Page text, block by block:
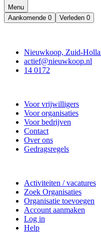
Menu
Aankomende 0 Verleden 0
Nieuwkoop, Zuid-
actief@nieuwkoop.nl
14 0172
Voor vrijwilligers
Voor organisaties
Voor bedrijven
Contact
Over ons
Gedragsregels
Activiteiten / vacatures
Zoek Organisaties
Organisatie toevoegen
Account aanmaken
Log in
Help